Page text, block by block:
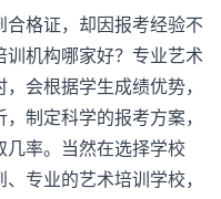
格证，却因报考经验不
机构哪家好？专业艺术
会根据学生成绩优势，
制定科学的报考方案，
率。当然在选择学校
专业的艺术培训学校，